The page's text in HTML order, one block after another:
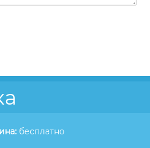
бесплатно